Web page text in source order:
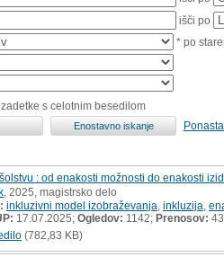
išči po
* po
s celotnim besedilom
: od enakosti možnosti do enakosti
, 2025, magistrsko delo
inkluzivni model izobraževanja inkluzija
17.07.2025; Ogledov: 1142; Prenosov: 43
(782,83 KB)